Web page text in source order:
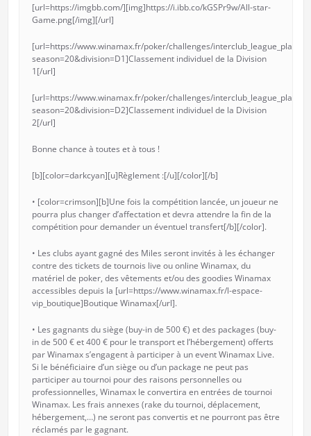
[url=https://imgbb.com/][img]https://i.ibb.co/kGSPr9w/All-star-
Game.png[/img][/url]
[url=https://www.winamax.fr/poker/challenges/
season=20&division=D1]Classement individuel de la Division
1[/url]
[url=https://www.winamax.fr/poker/challenges/
season=20&division=D2]Classement individuel de la Division
2[/url]
Bonne chance à toutes et à tous !
[b][color=darkcyan][u]Règlement :[/u][/color][/b]
• [color=crimson][b]Une fois la compétition lancée, un joueur ne
pourra plus changer d’affectation et devra attendre la fin de la
compétition pour demander un éventuel transfert[/b][/color].
• Les clubs ayant gagné des Miles seront invités à les échanger
contre des tickets de tournois live ou online Winamax, du
matériel de poker, des vêtements et/ou des goodies Winamax
accessibles depuis la [url=https://www.winamax.fr/l-espace-
vip_boutique]Boutique Winamax[/url].
• Les gagnants du siège (buy-in de 500 €) et des packages (buy-
in de 500 € et 400 € pour le transport et l’hébergement) offerts
par Winamax s’engagent à participer à un event Winamax Live.
Si le bénéficiaire d’un siège ou d’un package ne peut pas
participer au tournoi pour des raisons personnelles ou
professionnelles, Winamax le convertira en entrées de tournoi
Winamax. Les frais annexes (rake du tournoi, déplacement,
hébergement,…) ne seront pas convertis et ne pourront pas être
réclamés par le gagnant.